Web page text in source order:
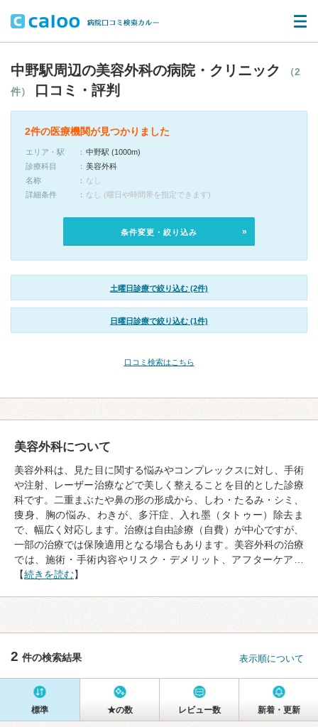
中野駅周辺の美容外科の病院・クリニック
（2
件）
口コミ・評判
2件の医療機関が見つかりました
エリア・駅
中野駅 (1000m)
診療科目
美容外科
名称
なし
詳細条件
なし (曜日や時間帯を指定できます)
条件変更・絞り込み
土曜日診療で絞り込む (2件)
日曜日診療で絞り込む (1件)
口コミ検索はこちら
美容外科について
美容外科は、見た目に関する悩みやコンプレックスに対し、手術
や注射、レーザー治療などで美しく整えることを目的とした診療
科です。二重まぶたや鼻の形の形成から、しわ・たるみ・シミ、
痩身、胸の悩み、わきが、多汗症、入れ墨（タトゥー）除去ま
で、幅広く対応します。治療は自由診療（自費）が中心ですが、
一部の治療では保険適用となる場合もあります。美容外科の治療
では、施術・手術内容やリスク・デメリット、アフターケア…
【続きを読む】
2 件の検索結果 表示順について
標準 ★の数 レビュー数 新着・更新